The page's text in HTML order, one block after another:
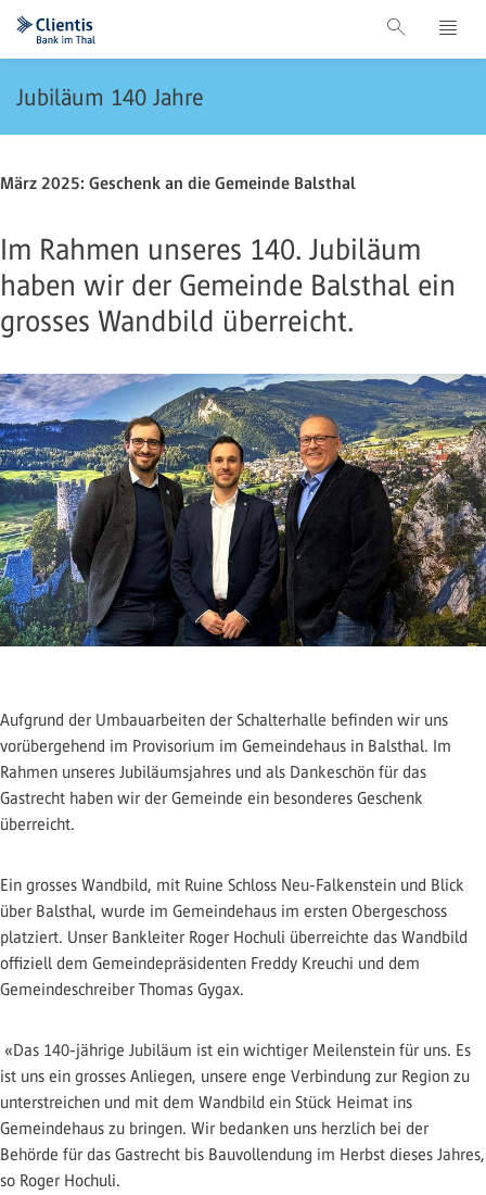
Jubiläum 140 Jahre
März 2025: Geschenk an die Gemeinde Balsthal
Im Rahmen unseres 140. Jubiläum
haben wir der Gemeinde Balsthal ein
grosses Wandbild überreicht.
Aufgrund der Umbauarbeiten der Schalterhalle befinden wir uns
vorübergehend im Provisorium im Gemeindehaus in Balsthal. Im
Rahmen unseres Jubiläumsjahres und als Dankeschön für das
Gastrecht haben wir der Gemeinde ein besonderes Geschenk
überreicht.
Ein grosses Wandbild, mit Ruine Schloss Neu-Falkenstein und Blick
über Balsthal, wurde im Gemeindehaus im ersten Obergeschoss
platziert. Unser Bankleiter Roger Hochuli überreichte das Wandbild
offiziell dem Gemeindepräsidenten Freddy Kreuchi und dem
Gemeindeschreiber Thomas Gygax.
«Das 140-jährige Jubiläum ist ein wichtiger Meilenstein für uns. Es
ist uns ein grosses Anliegen, unsere enge Verbindung zur Region zu
unterstreichen und mit dem Wandbild ein Stück Heimat ins
Gemeindehaus zu bringen. Wir bedanken uns herzlich bei der
Behörde für das Gastrecht bis Bauvollendung im Herbst dieses Jahres,
so Roger Hochuli.